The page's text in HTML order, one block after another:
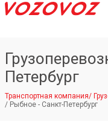
Петербург
Транспортная компания/
/ Рыбное - Санкт-Петербург